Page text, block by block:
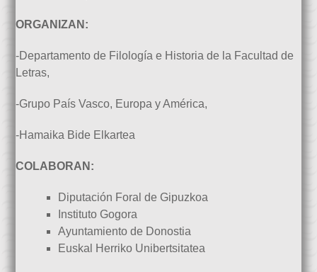
ORGANIZAN:
-Departamento de Filología e Historia de la Facultad de
Letras,
-Grupo País Vasco, Europa y América,
-Hamaika Bide Elkartea
COLABORAN:
Diputación Foral de Gipuzkoa
Instituto Gogora
Ayuntamiento de Donostia
Euskal Herriko Unibertsitatea